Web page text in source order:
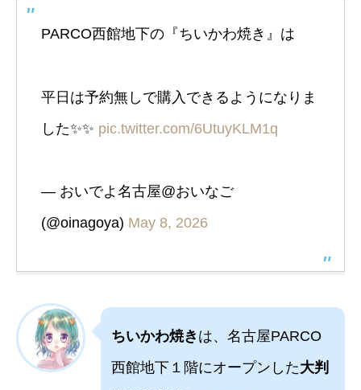
PARCO西館地下の『ちいかわ焼き』は
平日は予約無しで購入できるようになりま
した✨️✨️ pic.twitter.com/6UtuyKLM1q
— おいでよ名古屋@おいなご
(@oinagoya) May 8, 2026
ちいかわ焼き は、名古屋PARCO
西館地下１階にオープンした大判